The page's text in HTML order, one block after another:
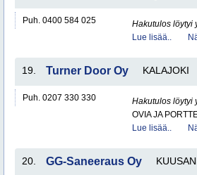
Puh. 0400 584 025
Hakutulos löytyi
Lue lisää..
19. Turner Door Oy KALAJOKI
Puh. 0207 330 330
Hakutulos löytyi
OVIA JA
Lue lisää..
20. GG-Saneeraus Oy